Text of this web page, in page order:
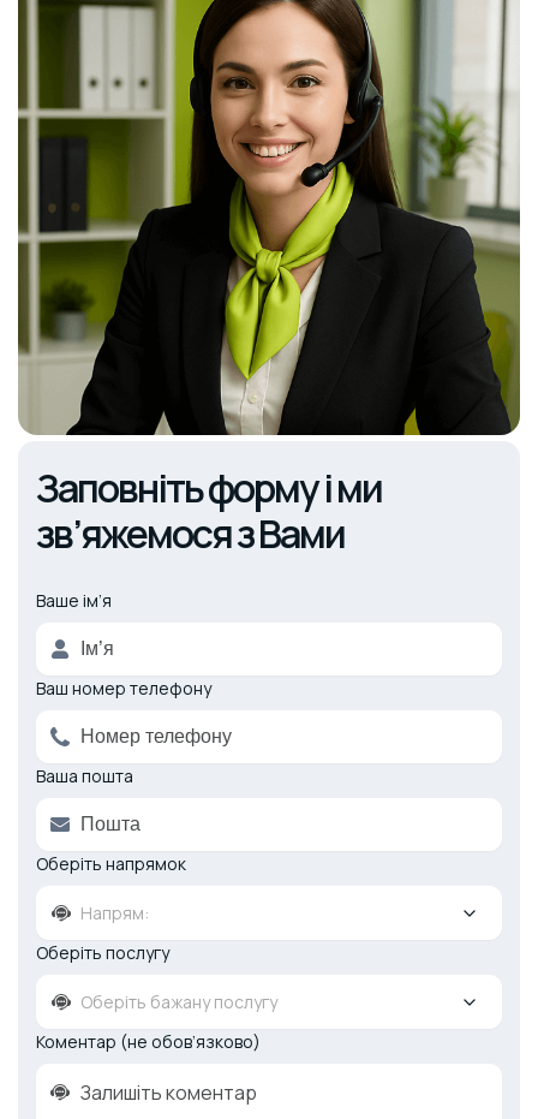
Заповніть форму і ми
зв’яжемося з Вами
Ваше ім’я
Ваш номер телефону
Ваша пошта
Оберіть напрямок
Напрям:
Оберіть послугу
Оберіть бажану послугу
Коментар (не обов’язково)
Alternative: